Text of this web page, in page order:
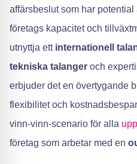
affärsbeslut som har potential
företags kapacitet och
utnyttja ett internationell
tekniska talanger och
erbjuder det en övertygande
flexibilitet och
vinn-vinn-scenario för alla
företag som arbetar med en